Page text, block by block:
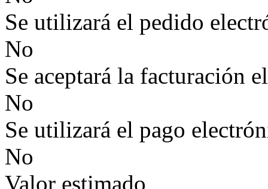
Se utilizará el pedido
No
Se aceptará la facturación
No
Se utilizará el pago
No
Valor estimado